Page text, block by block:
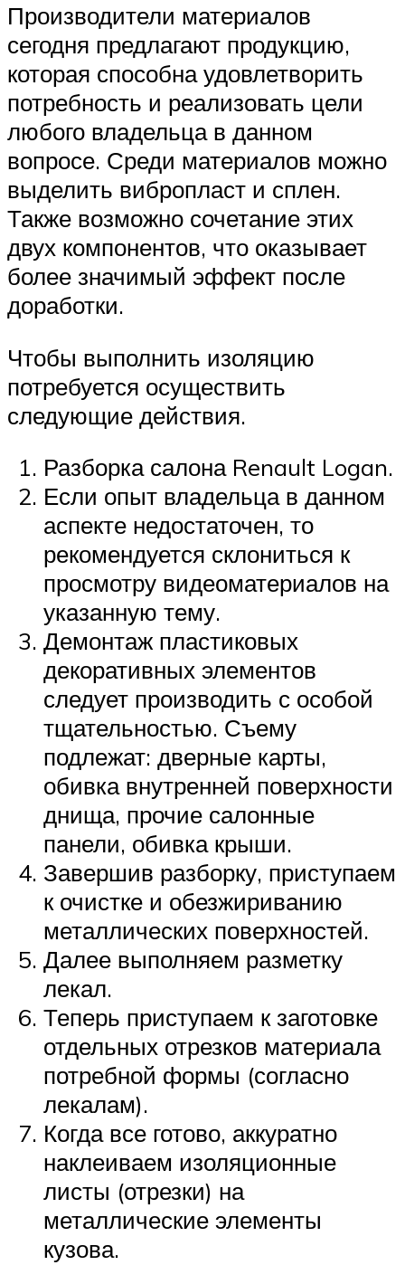
Производители материалов
сегодня предлагают продукцию,
которая способна удовлетворить
потребность и реализовать цели
любого владельца в данном
вопросе. Среди материалов можно
выделить вибропласт и сплен.
Также возможно сочетание этих
двух компонентов, что оказывает
более значимый эффект после
доработки.
Чтобы выполнить изоляцию
потребуется осуществить
следующие действия.
Разборка салона Renault Logan.
Если опыт владельца в данном
аспекте недостаточен, то
рекомендуется склониться к
просмотру видеоматериалов на
указанную тему.
Демонтаж пластиковых
декоративных элементов
следует производить с особой
тщательностью. Съему
подлежат: дверные карты,
обивка внутренней поверхности
днища, прочие салонные
панели, обивка крыши.
Завершив разборку, приступаем
к очистке и обезжириванию
металлических поверхностей.
Далее выполняем разметку
лекал.
Теперь приступаем к заготовке
отдельных отрезков материала
потребной формы (согласно
лекалам).
Когда все готово, аккуратно
наклеиваем изоляционные
листы (отрезки) на
металлические элементы
кузова.